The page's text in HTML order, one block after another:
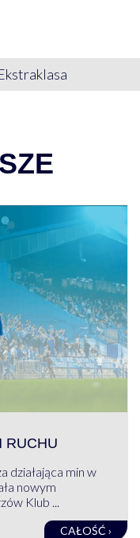
RUCHU
działająca min w
nowym
Klub ...
CAŁOŚĆ ›